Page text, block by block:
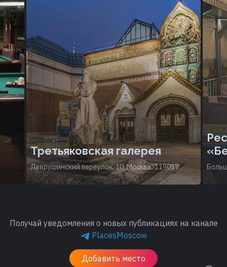
Третьяковская галерея
Лаврушинский переулок, 10, Москва, 119017
Получай уведомления о новых публикациях на канале
PlacesMoscow
Добавить место